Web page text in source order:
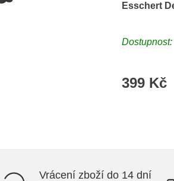
Esschert
Dostupnost:
399 Kč
Vrácení zboží do 14 dní